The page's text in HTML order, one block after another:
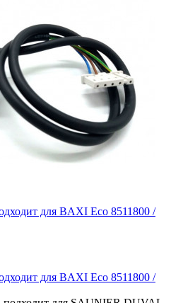
для BAXI Eco 8511800 /
для BAXI Eco 8511800 /